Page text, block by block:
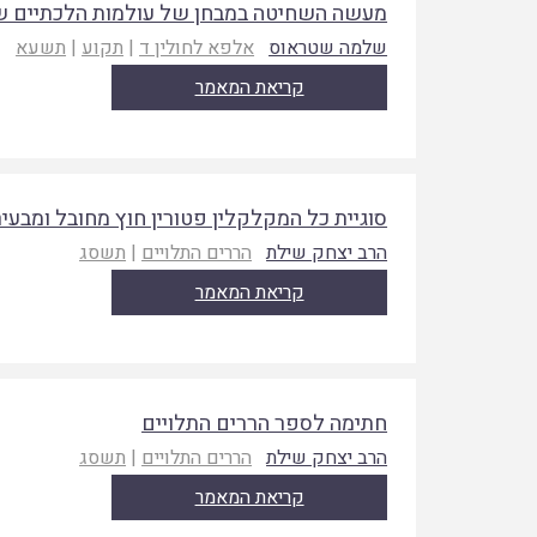
מעשה השחיטה במבחן של עולמות הלכתיים
שלמה שטראוס אלפא לחולין ד | תקוע | תשעא
קריאת המאמר
סוגיית כל המקלקלין פטורין חוץ מחובל
הרב יצחק שילת הררים התלויים | תשסג
קריאת המאמר
חתימה לספר הררים התלויים
הרב יצחק שילת הררים התלויים | תשסג
קריאת המאמר